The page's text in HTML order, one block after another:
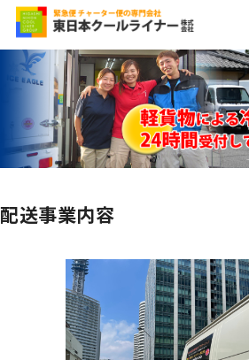
保有車両
配送事業内容